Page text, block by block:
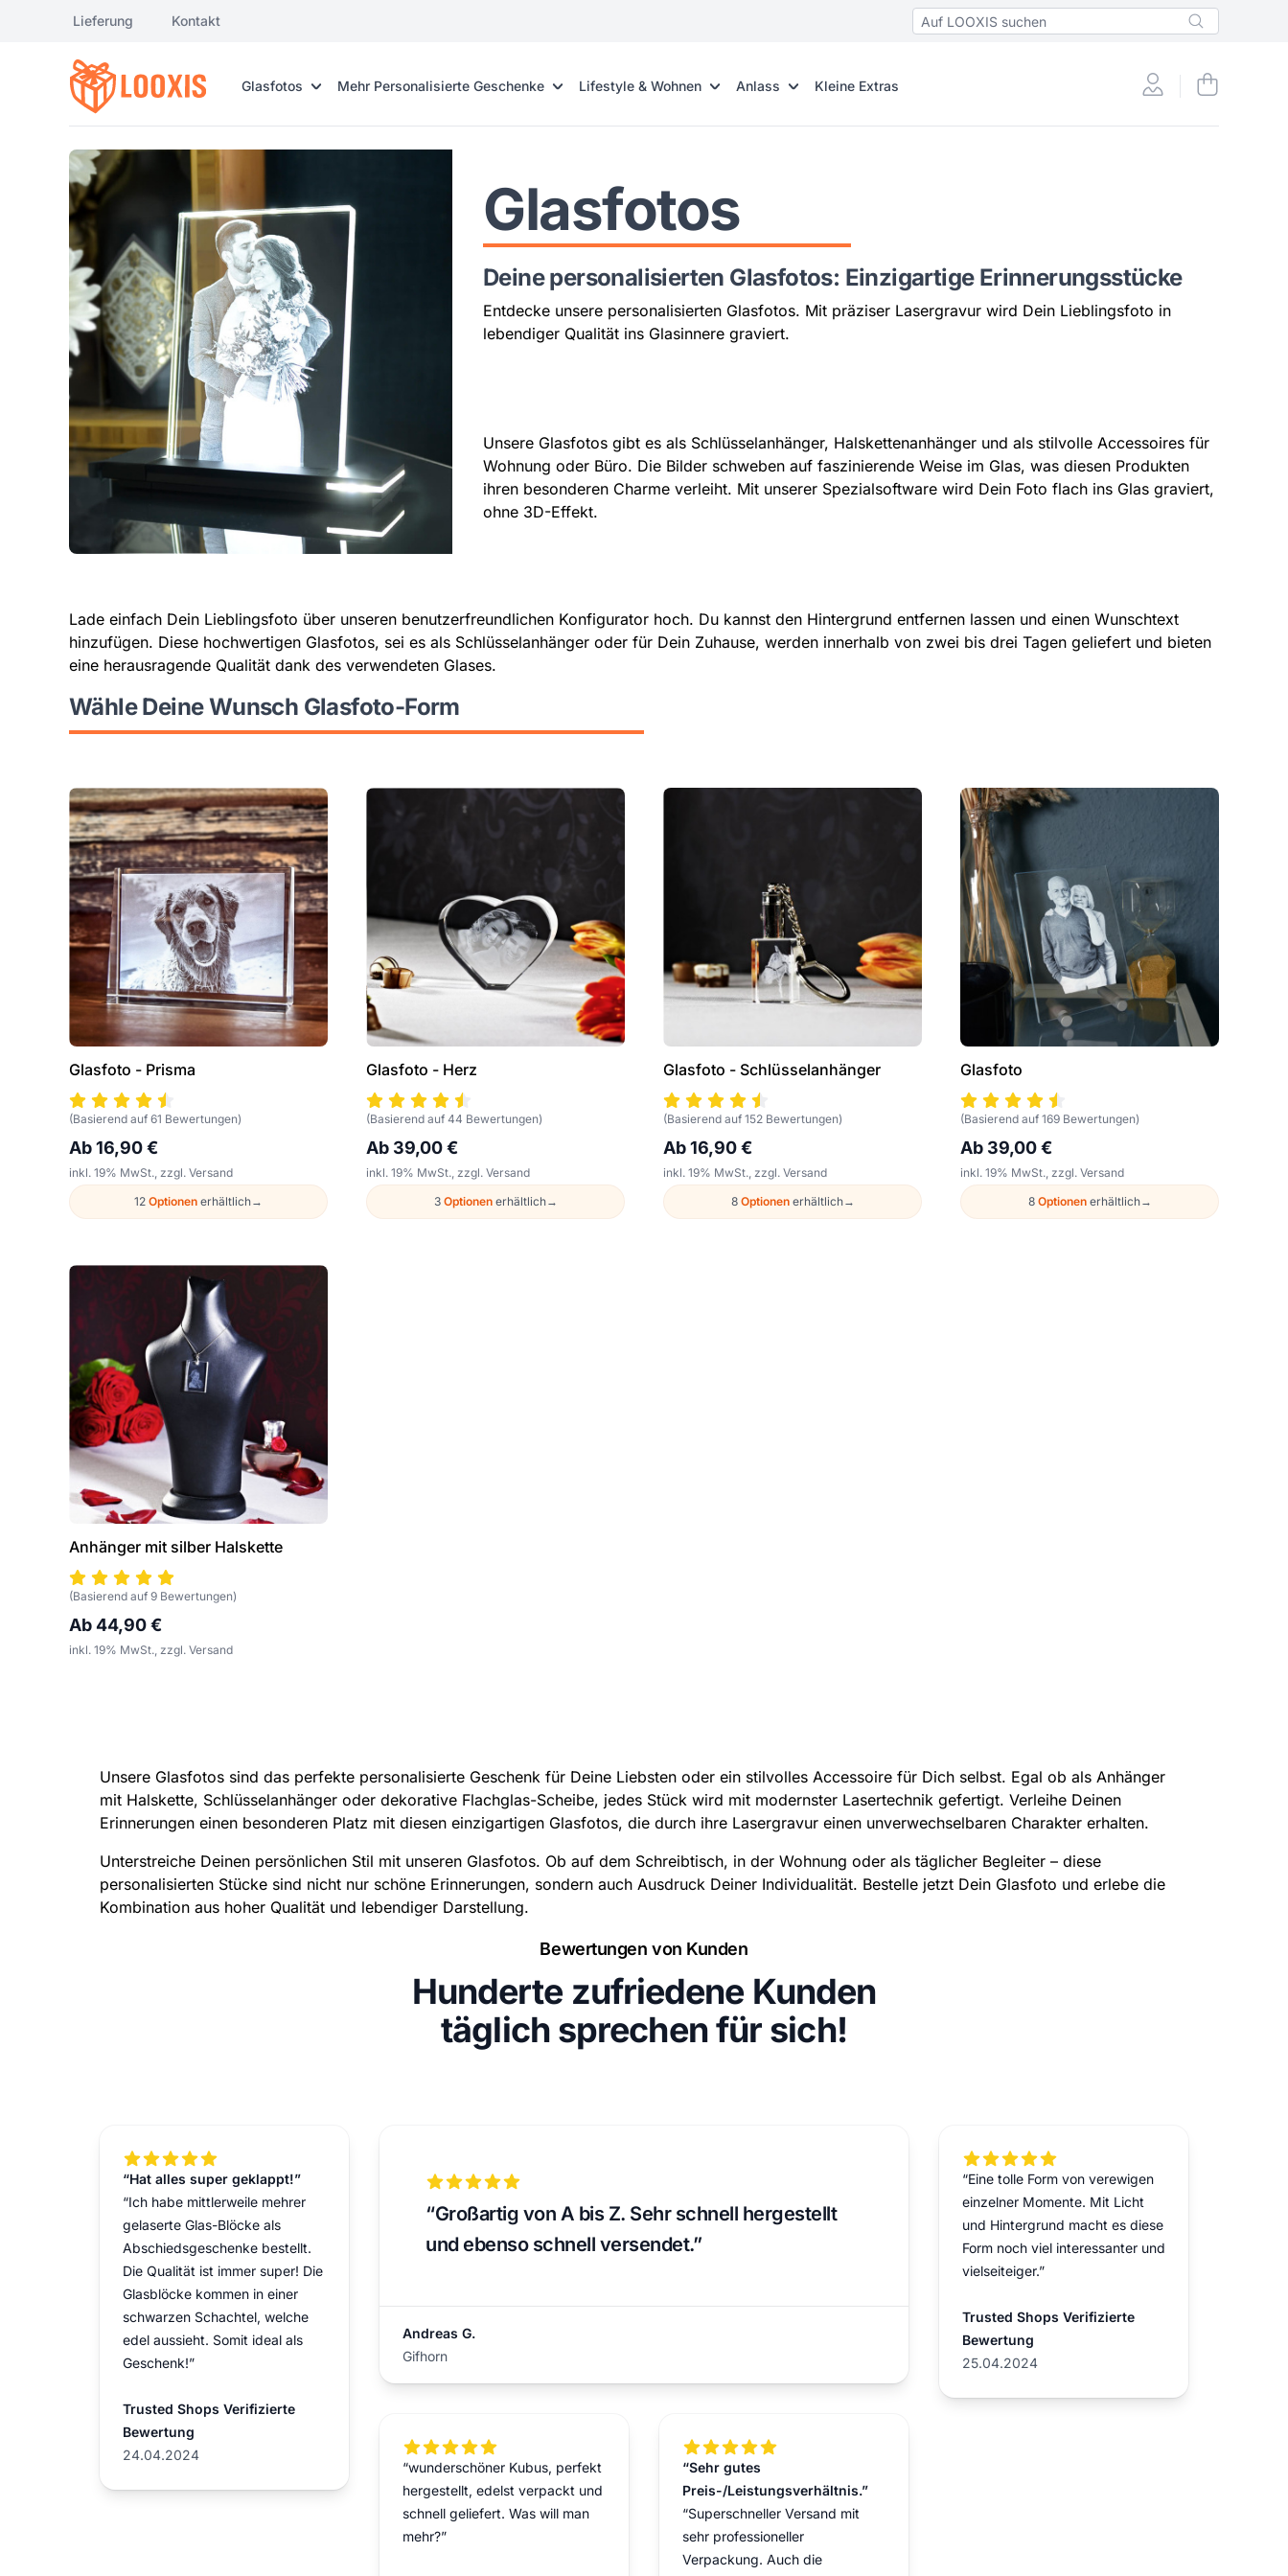
Lieferung Kontakt
Glasfotos Mehr Personalisierte Geschenke Lifestyle & Wohnen Anlass Kleine Extras
Glasfotos
Deine personalisierten Glasfotos: Einzigartige Erinnerungsstücke
Entdecke unsere personalisierten Glasfotos. Mit präziser Lasergravur wird Dein Lieblingsfoto in
lebendiger Qualität ins Glasinnere graviert.
Unsere Glasfotos gibt es als Schlüsselanhänger, Halskettenanhänger und als stilvolle Accessoires für
Wohnung oder Büro. Die Bilder schweben auf faszinierende Weise im Glas, was diesen Produkten
ihren besonderen Charme verleiht. Mit unserer Spezialsoftware wird Dein Foto flach ins Glas graviert,
ohne 3D-Effekt.
Lade einfach Dein Lieblingsfoto über unseren benutzerfreundlichen Konfigurator hoch. Du kannst den Hintergrund entfernen lassen und einen Wunschtext
hinzufügen. Diese hochwertigen Glasfotos, sei es als Schlüsselanhänger oder für Dein Zuhause, werden innerhalb von zwei bis drei Tagen geliefert und bieten
eine herausragende Qualität dank des verwendeten Glases.
Wähle Deine Wunsch Glasfoto-Form
Glasfoto - Prisma
(Basierend auf 61 Bewertungen)
Ab 16,90 €
inkl. 19% MwSt., zzgl. Versand
12 Optionen erhältlich→
Glasfoto - Herz
(Basierend auf 44 Bewertungen)
Ab 39,00 €
inkl. 19% MwSt., zzgl. Versand
3Optionen erhältlich→
Glasfoto - Schlüsselanhänger
(Basierend auf 152 Bewertungen)
Ab 16,90 €
inkl. 19% MwSt., zzgl. Versand
8Optionen erhältlich→
Glasfoto
(Basierend auf 169 Bewertungen)
Ab 39,00 €
inkl. 19% MwSt., zzgl. Versand
8Optionen erhältlich→
Anhänger mit silber Halskette
(Basierend auf 9 Bewertungen)
Ab 44,90 €
inkl. 19% MwSt., zzgl. Versand
Unsere Glasfotos sind das perfekte personalisierte Geschenk für Deine Liebsten oder ein stilvolles Accessoire für Dich selbst. Egal ob als Anhänger
mit Halskette, Schlüsselanhänger oder dekorative Flachglas-Scheibe, jedes Stück wird mit modernster Lasertechnik gefertigt. Verleihe Deinen
Erinnerungen einen besonderen Platz mit diesen einzigartigen Glasfotos, die durch ihre Lasergravur einen unverwechselbaren Charakter erhalten.
Unterstreiche Deinen persönlichen Stil mit unseren Glasfotos. Ob auf dem Schreibtisch, in der Wohnung oder als täglicher Begleiter – diese
personalisierten Stücke sind nicht nur schöne Erinnerungen, sondern auch Ausdruck Deiner Individualität. Bestelle jetzt Dein Glasfoto und erlebe die
Kombination aus hoher Qualität und lebendiger Darstellung.
Bewertungen von Kunden
Hunderte zufriedene Kunden
täglich sprechen für sich!
5 out of 5 stars
“Großartig von A bis Z. Sehr schnell hergestellt
und ebenso schnell versendet.”
Andreas G.
Gifhorn
5 out of 5 stars
“Hat alles super geklappt!”
“Ich habe mittlerweile mehrer
gelaserte Glas-Blöcke als
Abschiedsgeschenke bestellt.
Die Qualität ist immer super! Die
Glasblöcke kommen in einer
schwarzen Schachtel, welche
edel aussieht. Somit ideal als
Geschenk!”
Trusted Shops Verifizierte
Bewertung
24.04.2024
5 out of 5 stars
“wunderschöner Kubus, perfekt
hergestellt, edelst verpackt und
schnell geliefert. Was will man
mehr?”
5 out of 5 stars
“Sehr gutes
Preis-/Leistungsverhältnis.”
“Superschneller Versand mit
sehr professioneller
Verpackung. Auch die
5 out of 5 stars
“Eine tolle Form von verewigen
einzelner Momente. Mit Licht
und Hintergrund macht es diese
Form noch viel interessanter und
vielseiteiger.”
Trusted Shops Verifizierte
Bewertung
25.04.2024